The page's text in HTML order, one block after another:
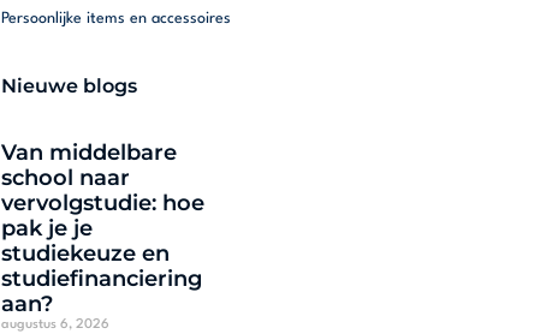
Persoonlijke items en accessoires
Nieuwe blogs
Van middelbare
school naar
vervolgstudie: hoe
pak je je
studiekeuze en
studiefinanciering
aan?
augustus 6, 2026